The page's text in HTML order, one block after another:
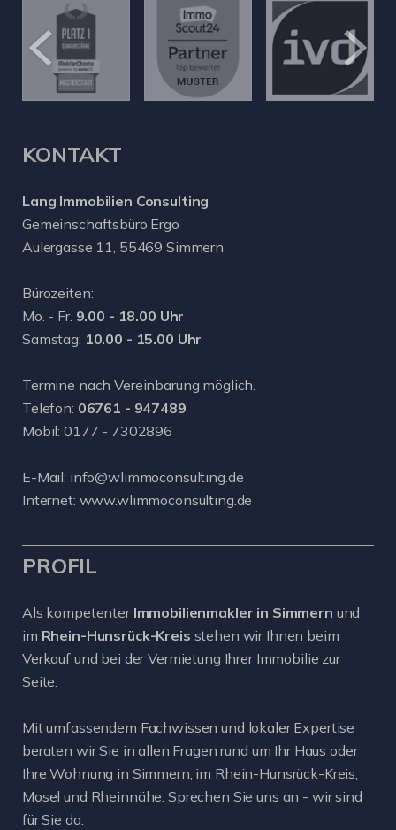
KONTAKT
Lang Immobilien Consulting
Gemeinschaftsbüro Ergo
Aulergasse 11, 55469 Simmern
Bürozeiten:
Mo. - Fr. 9.00 - 18.00 Uhr
Samstag: 10.00 - 15.00 Uhr
Termine nach Vereinbarung möglich.
Telefon: 06761 - 947489
Mobil: 0177 - 7302896
E-Mail: info@wlimmoconsulting.de
Internet: www.wlimmoconsulting.de
PROFIL
Als kompetenter Immobilienmakler in Simmern und
im Rhein-Hunsrück-Kreis stehen wir Ihnen beim
Verkauf und bei der Vermietung Ihrer Immobilie zur
Seite.
Mit umfassendem Fachwissen und lokaler Expertise
beraten wir Sie in allen Fragen rund um Ihr Haus oder
Ihre Wohnung in Simmern, im Rhein-Hunsrück-Kreis,
Mosel und Rheinnähe. Sprechen Sie uns an - wir sind
für Sie da.